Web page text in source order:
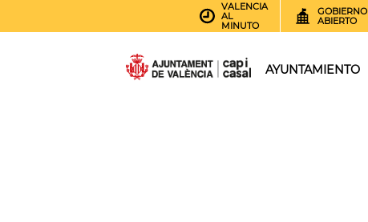
VALENCIA
AL
MINUTO
GOBIERNO
ABIERTO
AYUNTAMIENTO